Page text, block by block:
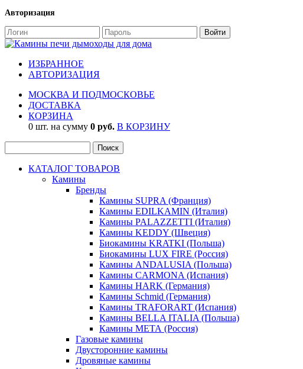
Авторизация
ИЗБРАННОЕ
АВТОРИЗАЦИЯ
МОСКВА И ПОДМОСКОВЬЕ
ДОСТАВКА
КОРЗИНА
0 шт. на сумму 0 руб. В КОРЗИНУ
КАТАЛОГ ТОВАРОВ
Камины
Бренды
Камины SUPRA (Франция)
Камины EDILKAMIN (Италия)
Камины PALAZZETTI (Италия)
Камины KEDDY (Швеция)
Биокамины KRATKI (Польша)
Биокамины LUX FIRE (Россия)
Камины ANDALUSIA (Польша)
Камины CARMONA (Испания)
Камины HARK (Германия)
Камины Schmid (Германия)
Камины TRAFORART (Испания)
Камины BELLA ITALIA (Польша)
Камины МЕТА (Россия)
Газовые камины
Двусторонние камины
Дровяные камины